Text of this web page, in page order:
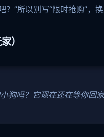
？”所以别写“限时抢购”，
）
狗吗？它现在还在等你回